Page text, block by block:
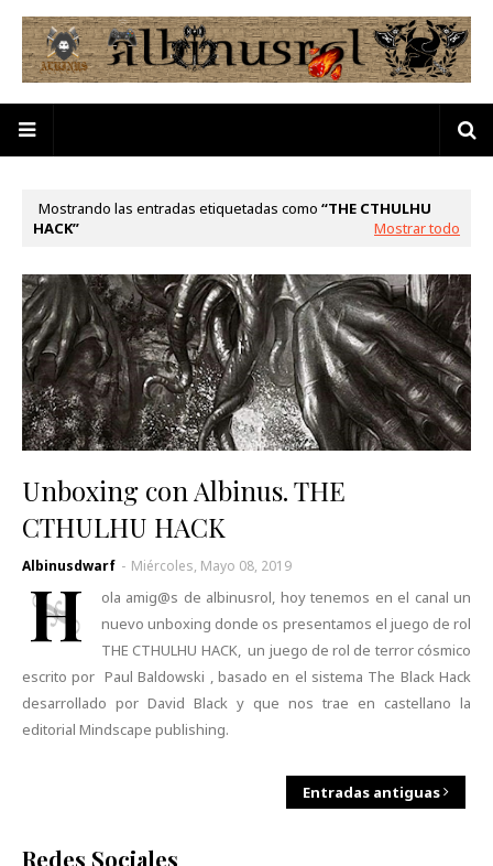
Mostrando las entradas etiquetadas como
THE CTHULHU
HACK
Mostrar todo
Unboxing con Albinus. THE
CTHULHU HACK
Albinusdwarf - Miércoles, Mayo 08, 2019
H
ola amig@s de albinusrol, hoy tenemos en el canal un
nuevo unboxing donde os presentamos el juego de rol
THE CTHULHU HACK, un juego de rol de terror cósmico
escrito por Paul Baldowski , basado en el sistema The Black Hack
desarrollado por David Black y que nos trae en castellano la
editorial Mindscape publishing.
Entradas antiguas
Redes Sociales